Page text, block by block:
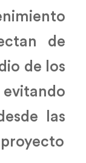
de
de los
las